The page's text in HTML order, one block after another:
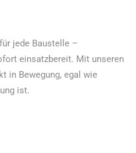
jede Baustelle –
einsatzbereit. Mit unseren
in Bewegung, egal wie
ist.